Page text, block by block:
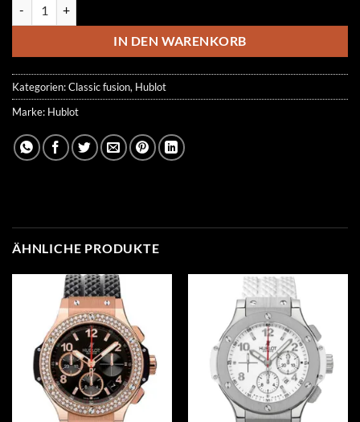
499.00 €269.00 €.
IN DEN WARENKORB
Kategorien:Classic fusion, Hublot
Marke: Hublot
ÄHNLICHE PRODUKTE